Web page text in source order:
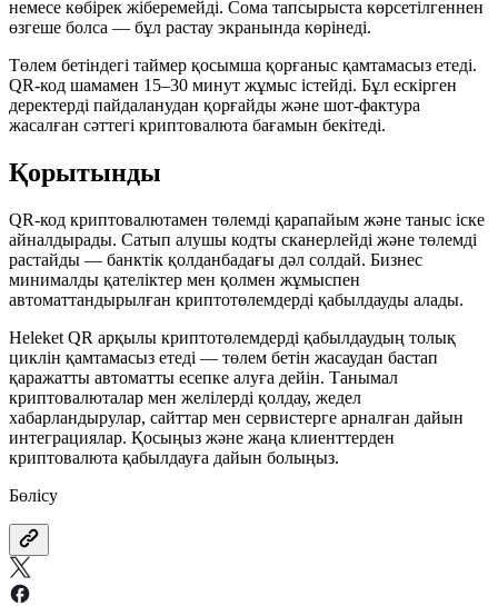
немесе көбірек жіберемейді. Сома тапсырыста көрсетілгеннен
өзгеше болса — бұл растау экранында көрінеді.
Төлем бетіндегі таймер қосымша қорғаныс қамтамасыз етеді.
QR-код шамамен 15–30 минут жұмыс істейді. Бұл ескірген
деректерді пайдаланудан қорғайды және шот-фактура
жасалған сәттегі криптовалюта бағамын бекітеді.
Қорытынды
QR-код криптовалютамен төлемді қарапайым және таныс іске
айналдырады. Сатып алушы кодты сканерлейді және төлемді
растайды — банктік қолданбадағы дәл солдай. Бизнес
минималды қателіктер мен қолмен жұмыспен
автоматтандырылған криптотөлемдерді қабылдауды алады.
Heleket QR арқылы криптотөлемдерді қабылдаудың толық
циклін қамтамасыз етеді — төлем бетін жасаудан бастап
қаражатты автоматты есепке алуға дейін. Танымал
криптовалюталар мен желілерді қолдау, жедел
хабарландырулар, сайттар мен сервистерге арналған дайын
интеграциялар. Қосыңыз және жаңа клиенттерден
криптовалюта қабылдауға дайын болыңыз.
Бөлісу